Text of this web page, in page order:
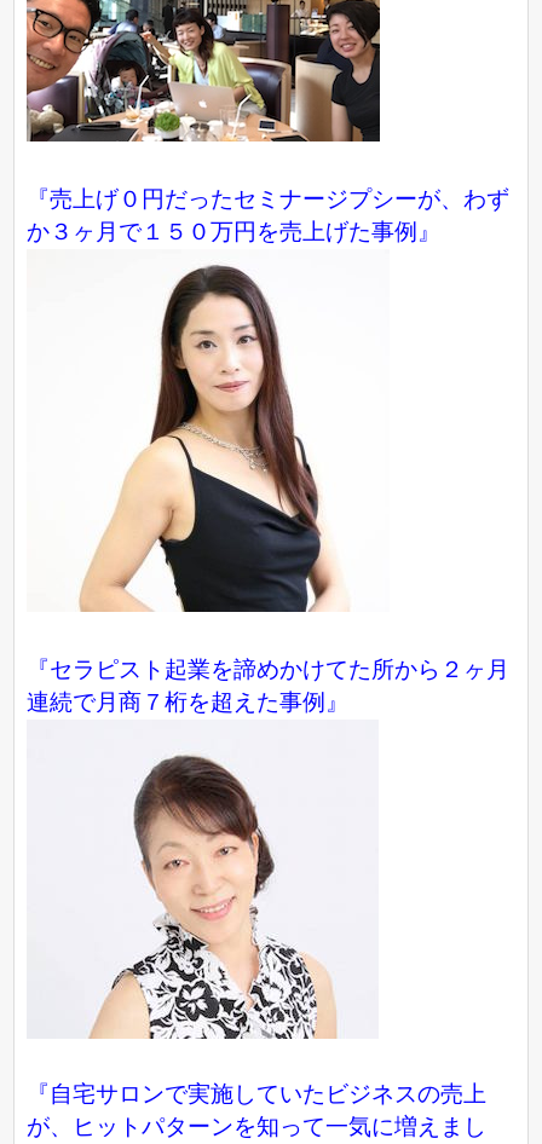
『売上げ０円だったセミナージプシーが、わず
か３ヶ月で１５０万円を売上げた事例』
『セラピスト起業を諦めかけてた所から２ヶ月
連続で月商７桁を超えた事例』
『自宅サロンで実施していたビジネスの売上
が、ヒットパターンを知って一気に増えまし